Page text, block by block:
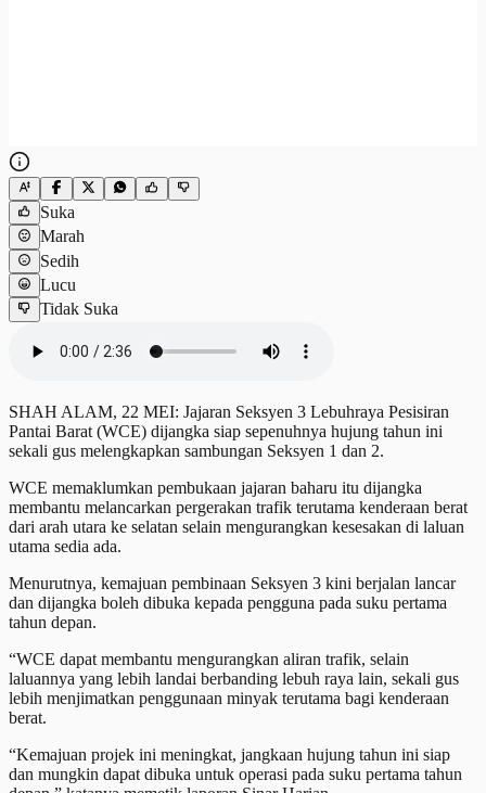
Suka
Marah
Sedih
Lucu
Tidak Suka
SHAH ALAM, 22 MEI: Jajaran Seksyen 3 Lebuhraya Pesisiran
Pantai Barat (WCE) dijangka siap sepenuhnya hujung tahun ini
sekali gus melengkapkan sambungan Seksyen 1 dan 2.
WCE memaklumkan pembukaan jajaran baharu itu dijangka
membantu melancarkan pergerakan trafik terutama kenderaan berat
dari arah utara ke selatan selain mengurangkan kesesakan di laluan
utama sedia ada.
Menurutnya, kemajuan pembinaan Seksyen 3 kini berjalan lancar
dan dijangka boleh dibuka kepada pengguna pada suku pertama
tahun depan.
“WCE dapat membantu mengurangkan aliran trafik, selain
laluannya yang lebih landai berbanding lebuh raya lain, sekali gus
lebih menjimatkan penggunaan minyak terutama bagi kenderaan
berat.
“Kemajuan projek ini meningkat, jangkaan hujung tahun ini siap
dan mungkin dapat dibuka untuk operasi pada suku pertama tahun